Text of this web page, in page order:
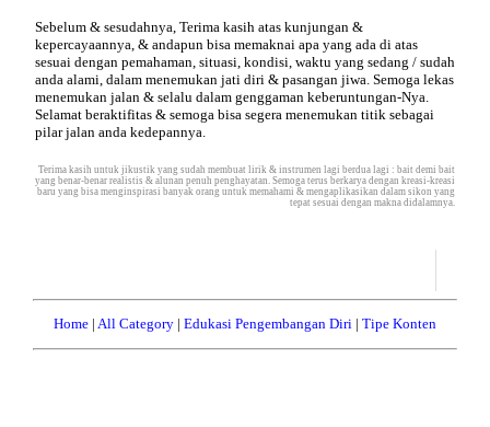
Sebelum & sesudahnya, Terima kasih atas kunjungan &
kepercayaannya, & andapun bisa memaknai apa yang ada di atas
sesuai dengan pemahaman, situasi, kondisi, waktu yang sedang / sudah
anda alami, dalam menemukan jati diri & pasangan jiwa. Semoga lekas
menemukan jalan & selalu dalam genggaman keberuntungan-Nya.
Selamat beraktifitas & semoga bisa segera menemukan titik sebagai
pilar jalan anda kedepannya.
Terima kasih untuk jikustik yang sudah membuat lirik & instrumen lagi berdua lagi : bait demi bait
yang benar-benar realistis & alunan penuh penghayatan. Semoga terus berkarya dengan kreasi-kreasi
baru yang bisa menginspirasi banyak orang untuk memahami & mengaplikasikan dalam sikon yang
tepat sesuai dengan makna didalamnya.
Home | All Category | Edukasi Pengembangan Diri | Tipe Konten